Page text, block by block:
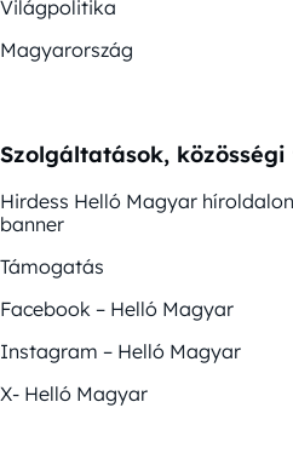
Világpolitika
Magyarország
Szolgáltatások,
Hirdess Helló Magyar
banner
Támogatás
Facebook – Helló Magyar
Instagram – Helló Magyar
X- Helló Magyar